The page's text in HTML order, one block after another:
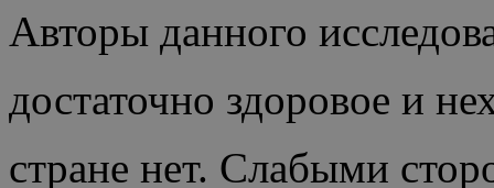
Авторы данного
достаточно здоровое и
стране нет. Слабыми